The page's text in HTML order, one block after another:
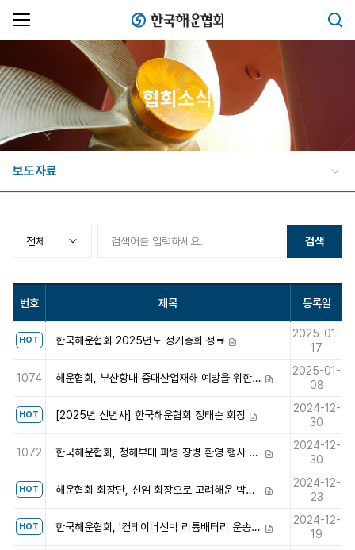
검색
한국해운협회
협회소식
보도자료
검색
번호 제목 등록일
HOT 한국해운협회 2025년도 정기총회 성료 첨부파일
2025-01-
17
1074 해운협회, 부산항내 중대산업재해 예방을 위한 안전캠페인 시행 첨부파일
2025-01-
08
HOT [2025년 신년사] 한국해운협회 정태순 회장 첨부파일
2024-12-
30
1072 한국해운협회, 청해부대 파병 장병 환영 행사 참석 첨부파일
2024-12-
30
HOT 해운협회 회장단, 신임 회장으로 고려해운 박정석 회장 추대 첨부파일
2024-12-
23
HOT 한국해운협회, '컨테이너선박 리튬배터리 운송 화재예방 및 대응 가이드라인' 발간 첨부파일
2024-12-
19